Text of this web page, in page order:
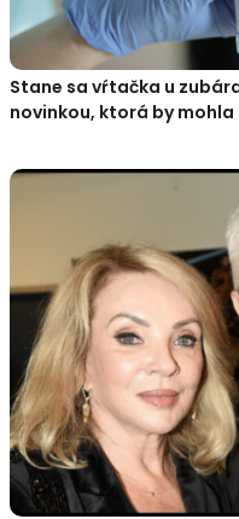
Stane sa vŕtačka u
novinkou, ktorá by mohla